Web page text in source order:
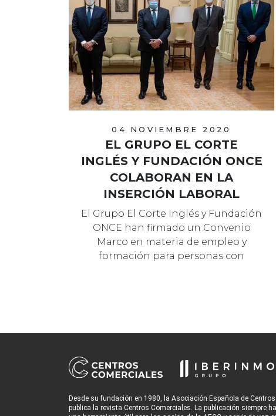
04 NOVIEMBRE 2020
EL GRUPO EL CORTE
INGLÉS Y FUNDACIÓN ONCE
COLABORAN EN LA
INSERCIÓN LABORAL
El Grupo El Corte Inglés y Fundación
ONCE han firmado un Convenio
Marco en materia de empleo y
formación para personas con
Desde su fundación en 1980, la Asociación Española de
publica la revista Centros Comerciales. La publicación siempre